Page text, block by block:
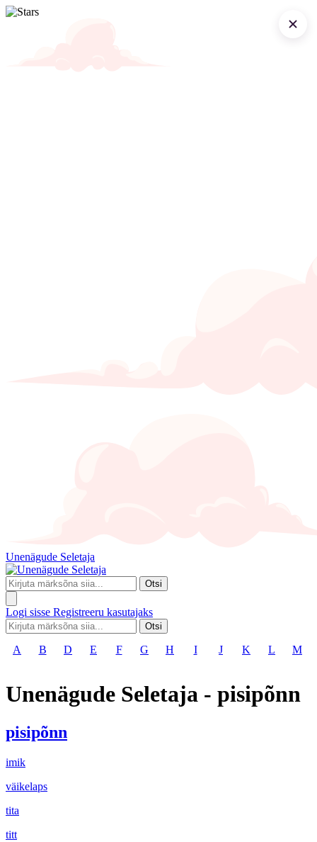
Unenägude Seletaja
Otsi
Logi sisse Registreeru kasutajaks
Otsi
A B D E F G H I J K L M
Unenägude Seletaja - pisipõnn
pisipõnn
imik
väikelaps
tita
titt